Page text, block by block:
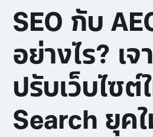
SEO กับ
อย่างไร? เจ
ปรับเว็บไซต์
Search ยุค